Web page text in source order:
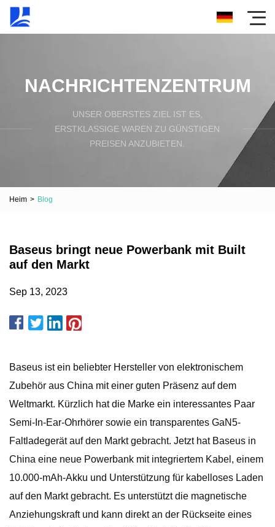
NACHRICHTENZENTRUM
UNSER OBERSTES ZIEL IST ES,
ERSTKLASSIGE WAREN ZU GÜNSTIGEN
PREISEN ANZUBIETEN.
Heim > Blog
Baseus bringt neue Powerbank mit Built
auf den Markt
Sep 13, 2023
Baseus ist ein beliebter Hersteller von elektronischem
Zubehör aus China mit einer guten Präsenz auf dem
Weltmarkt. Kürzlich hat die Marke ein interessantes Paar
Semi-In-Ear-Ohrhörer sowie ein transparentes GaN5-
Faltladegerät auf den Markt gebracht. Jetzt hat Baseus in
China eine neue Powerbank mit integriertem Kabel, einem
10.000-mAh-Akku und Unterstützung für kabelloses Laden
auf den Markt gebracht. Es unterstützt die magnetische
Anziehungskraft und kann direkt an der Rückseite eines